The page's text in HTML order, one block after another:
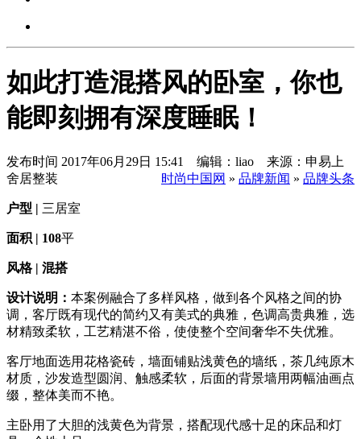
如此打造混搭风的卧室，你也
能即刻拥有深度睡眠！
发布时间 2017年06月29日 15:41 编辑：liao 来源：申易上
舍居整装
时尚中国网 » 品牌新闻 » 品牌头条
户型 | 三居室
面积 | 108平
风格 | 混搭
设计说明： 本案例融合了多样风格，做到各个风格之间的协
调，客厅既有现代的简约又有美式的典雅，色调高贵典雅，选
材精致柔软，工艺精湛不俗，使使整个空间奢华不失优雅。
客厅地面选用花格瓷砖，墙面铺贴浅黄色的墙纸，茶几纯原木
材质，沙发造型圆润、触感柔软，后面的背景墙用两幅油画点
缀，整体美而不艳。
主卧用了大胆的浅黄色为背景，搭配现代感十足的床品和灯